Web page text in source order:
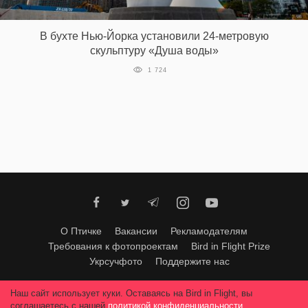
В бухте Нью-Йорка установили 24-метровую
скульптуру «Душа воды»
1 724
О Птичке Вакансии
Рекламодателям
Требования к фотопроектам
Bird in Flight Prize
Укрсучфото
Поддержите нас
Любое использование материалов допускается только с согласия
редакции.© 2026, Bird In Flight.
Наш сайт использует куки. Оставаясь на Bird in Flight, вы
соглашаетесь с нашей политикой конфиденциальности